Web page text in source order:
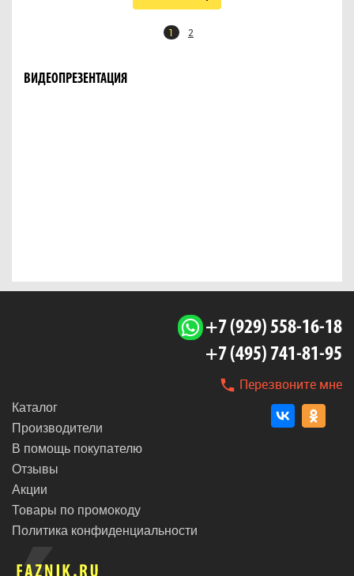
1 2
ВИДЕОПРЕЗЕНТАЦИЯ
+7 (929) 558-16-18
+7 (495) 741-81-95
Перезвоните мне
Каталог
Производители
В помощь покупателю
Отзывы
Акции
Товары по промокоду
Политика конфиденциальности